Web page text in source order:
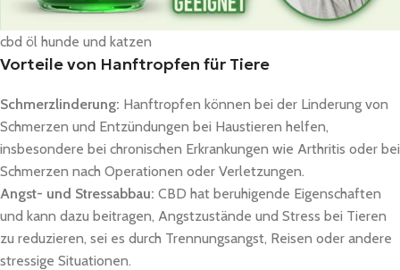
cbd öl hunde und katzen
Vorteile von Hanftropfen für Tiere
Schmerzlinderung: Hanftropfen können bei der Linderung von
Schmerzen und Entzündungen bei Haustieren helfen,
insbesondere bei chronischen Erkrankungen wie Arthritis oder bei
Schmerzen nach Operationen oder Verletzungen.
Angst- und Stressabbau: CBD hat beruhigende Eigenschaften
und kann dazu beitragen, Angstzustände und Stress bei Tieren
zu reduzieren, sei es durch Trennungsangst, Reisen oder andere
stressige Situationen.